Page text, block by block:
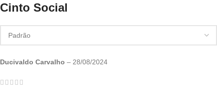
Cinto Social
Ducivaldo Carvalho – 28/08/2024